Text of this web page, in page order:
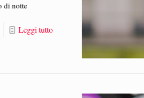
di notte
Leggi tutto